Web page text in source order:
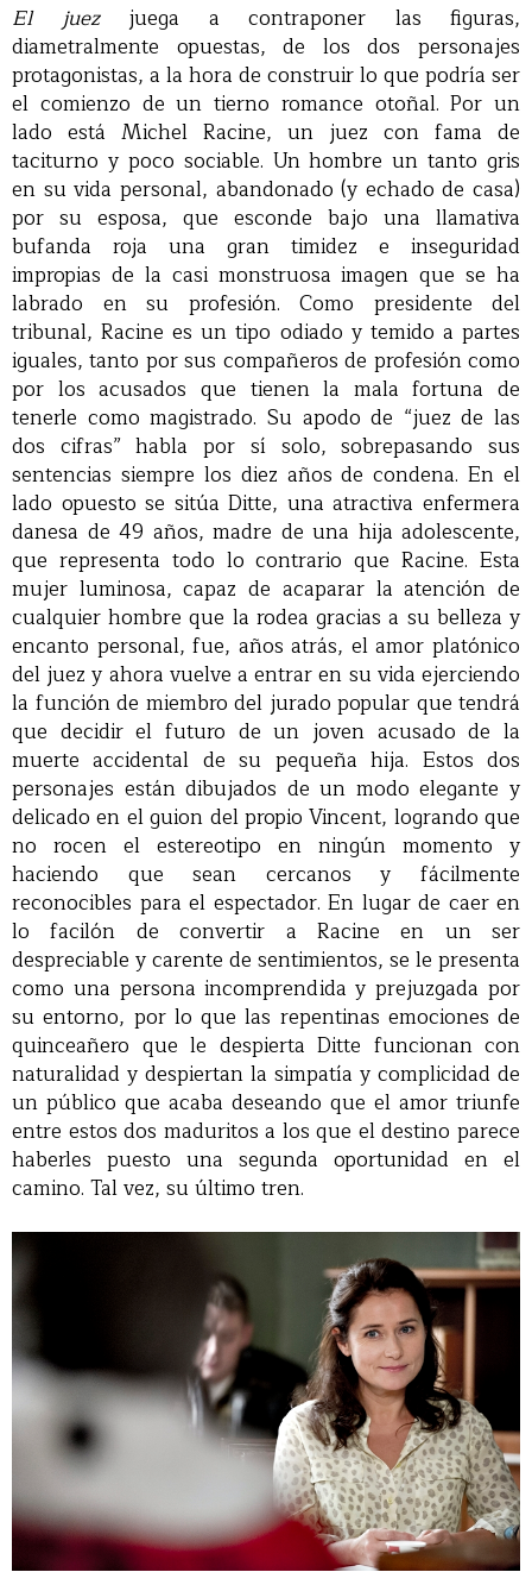
El juezjuega a contraponer las figuras,
diametralmente opuestas, de los dos personajes
protagonistas, a la hora de construir lo que podría ser
el comienzo de un tierno romance otoñal. Por un
lado está Michel Racine, un juez con fama de
taciturno y poco sociable. Un hombre un tanto gris
en su vida personal, abandonado (y echado de casa)
por su esposa, que esconde bajo una llamativa
bufanda roja una gran timidez e inseguridad
impropias de la casi monstruosa imagen que se ha
labrado en su profesión. Como presidente del
tribunal, Racine es un tipo odiado y temido a partes
iguales, tanto por sus compañeros de profesión como
por los acusados que tienen la mala fortuna de
tenerle como magistrado. Su apodo de “juez de las
dos cifras” habla por sí solo, sobrepasando sus
sentencias siempre los diez años de condena. En el
lado opuesto se sitúa Ditte, una atractiva enfermera
danesa de 49 años, madre de una hija adolescente,
que representa todo lo contrario que Racine. Esta
mujer luminosa, capaz de acaparar la atención de
cualquier hombre que la rodea gracias a su belleza y
encanto personal, fue, años atrás, el amor platónico
del juez y ahora vuelve a entrar en su vida ejerciendo
la función de miembro del jurado popular que tendrá
que decidir el futuro de un joven acusado de la
muerte accidental de su pequeña hija. Estos dos
personajes están dibujados de un modo elegante y
delicado en el guion del propio Vincent, logrando que
no rocen el estereotipo en ningún momento y
haciendo que sean cercanos y fácilmente
reconocibles para el espectador. En lugar de caer en
lo facilón de convertir a Racine en un ser
despreciable y carente de sentimientos, se le presenta
como una persona incomprendida y prejuzgada por
su entorno, por lo que las repentinas emociones de
quinceañero que le despierta Ditte funcionan con
naturalidad y despiertan la simpatía y complicidad de
un público que acaba deseando que el amor triunfe
entre estos dos maduritos a los que el destino parece
haberles puesto una segunda oportunidad en el
camino. Tal vez, su último tren.